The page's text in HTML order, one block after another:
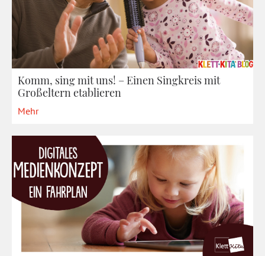
Komm, sing mit uns! – Einen Singkreis mit
Großeltern etablieren
Mehr